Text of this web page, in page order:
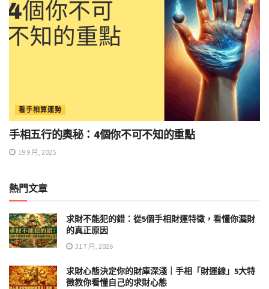
看手相算運勢
手相五行的奧秘：4個你不可不知的重點
19 9 月, 2025
熱門文章
求財不能犯的錯：從5個手相財運特徵，看懂你漏財
的真正原因
31 7 月, 2026
求財心態決定你的財庫深淺｜手相「財運線」5大特
徵教你看懂自己的求財心態